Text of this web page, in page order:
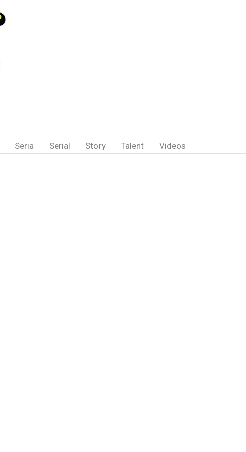
Seria Serial Story Talent Videos